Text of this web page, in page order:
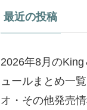
最近の投稿
2026年8月の
ュールまとめ一
オ・その他発売情